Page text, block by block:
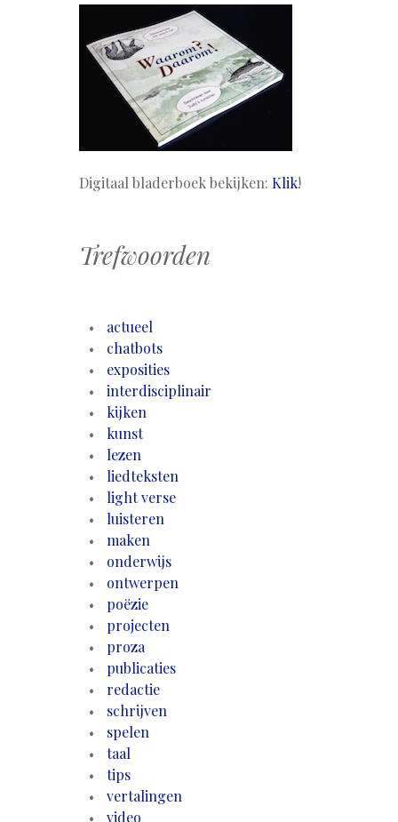
Digitaal bladerboek bekijken: Klik!
Trefwoorden
actueel
chatbots
exposities
interdisciplinair
kijken
kunst
lezen
liedteksten
light verse
luisteren
maken
onderwijs
ontwerpen
poëzie
projecten
proza
publicaties
redactie
schrijven
spelen
taal
tips
vertalingen
video